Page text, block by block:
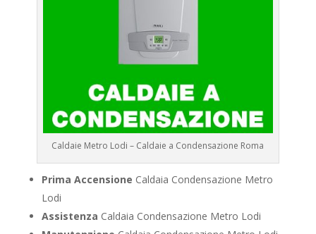
Caldaie Metro Lodi – Caldaie a Condensazione Roma
Prima Accensione Caldaia Condensazione Metro
Lodi
Assistenza Caldaia Condensazione Metro Lodi